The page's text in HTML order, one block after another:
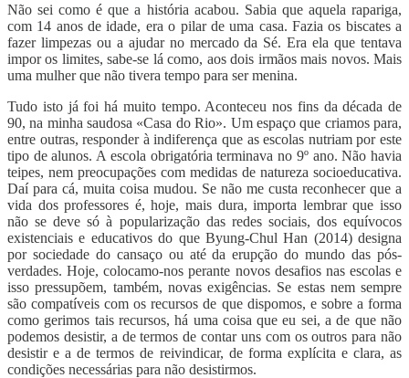
Não sei como é que a história acabou. Sabia que aquela rapariga,
com 14 anos de idade, era o pilar de uma casa. Fazia os biscates a
fazer limpezas ou a ajudar no mercado da Sé. Era ela que tentava
impor os limites, sabe-se lá como, aos dois irmãos mais novos. Mais
uma mulher que não tivera tempo para ser menina.
Tudo isto já foi há muito tempo. Aconteceu nos fins da década de
90, na minha saudosa «Casa do Rio». Um espaço que criamos para,
entre outras, responder à indiferença que as escolas nutriam por este
tipo de alunos. A escola obrigatória terminava no 9º ano. Não havia
teipes, nem preocupações com medidas de natureza socioeducativa.
Daí para cá, muita coisa mudou. Se não me custa reconhecer que a
vida dos professores é, hoje, mais dura, importa lembrar que isso
não se deve só à popularização das redes sociais, dos equívocos
existenciais e educativos do que Byung-Chul Han (2014) designa
por sociedade do cansaço ou até da erupção do mundo das pós-
verdades. Hoje, colocamo-nos perante novos desafios nas escolas e
isso pressupõem, também, novas exigências. Se estas nem sempre
são compatíveis com os recursos de que dispomos, e sobre a forma
como gerimos tais recursos, há uma coisa que eu sei, a de que não
podemos desistir, a de termos de contar uns com os outros para não
desistir e a de termos de reivindicar, de forma explícita e clara, as
condições necessárias para não desistirmos.